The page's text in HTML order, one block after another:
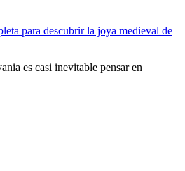
para descubrir la joya medieval de
es casi inevitable pensar en